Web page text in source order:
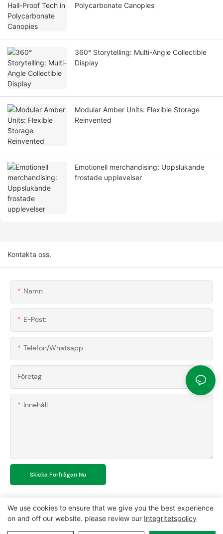
Polycarbonate Canopies
360° Storytelling: Multi-Angle Collectible
Display
Modular Amber Units: Flexible Storage
Reinvented
Emotionell merchandising: Uppslukande
frostade upplevelser
Kontakta oss.
Namn
E-Post:
Telefon/whatsapp
Företag
Innehåll
Skicka Förfrågan Nu
We use cookies to ensure that we give you the best experience
on and off our website. please review our Integritetspolicy